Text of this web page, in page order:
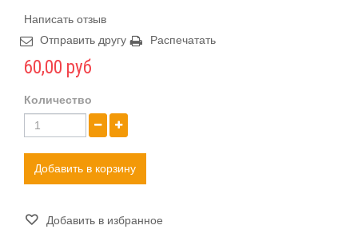
Написать отзыв
Отправить другу
Распечатать
60,00 руб
Количество
Добавить в корзину
Добавить в избранное